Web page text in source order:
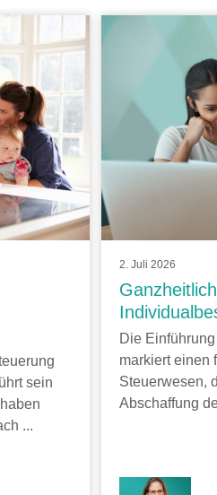
sein
...
2. Juli 2026
Die
markiert einen
Steuerwesen,
Abschaffung